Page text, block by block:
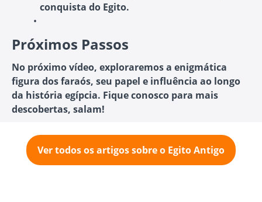
conquista do Egito.
Próximos Passos
No próximo vídeo, exploraremos a enigmática
figura dos faraós, seu papel e influência ao longo
da história egípcia. Fique conosco para mais
descobertas, salam!
Ver todos os artigos sobre o Egito Antigo